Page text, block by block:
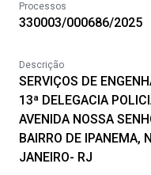
Processos
330003/000686/2025
Descrição
SERVIÇOS DE
13ª DELEGACIA
AVENIDA NOSSA
BAIRRO DE IPANEMA,
JANEIRO- RJ